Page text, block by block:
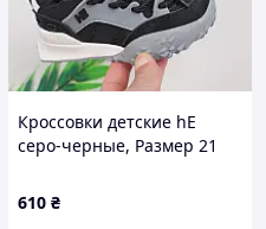
Кроссовки детские hE
серо-черные, Размер 21
610 ₴